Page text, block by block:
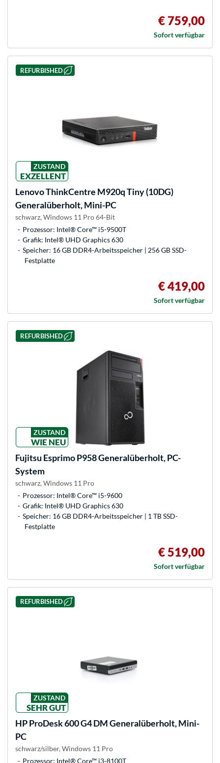
€ 759,00
Sofort verfügbar
REFURBISHED
ZUSTAND
EXZELLENT
LenovoThinkCentre M920q Tiny (10DG)
Generalüberholt, Mini-PC
schwarz, Windows 11 Pro 64-Bit
Prozessor: Intel® Core™ i5-9500T
Grafik: Intel® UHD Graphics 630
Speicher: 16 GB DDR4-Arbeitsspeicher | 256 GB SSD-
Festplatte
€ 419,00
Sofort verfügbar
REFURBISHED
ZUSTAND
WIE NEU
Fujitsu Esprimo P958 Generalüberholt, PC-
System
schwarz, Windows 11 Pro
Prozessor: Intel® Core™ i5-9600
Grafik: Intel® UHD Graphics 630
Speicher: 16 GB DDR4-Arbeitsspeicher | 1 TB SSD-
Festplatte
€ 519,00
Sofort verfügbar
REFURBISHED
ZUSTAND
SEHR GUT
HPProDesk 600 G4 DM Generalüberholt, Mini-
PC
schwarz/silber, Windows 11 Pro
Prozessor: Intel® Core™ i3-8100T